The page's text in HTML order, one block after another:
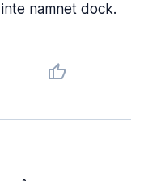
namnet dock.